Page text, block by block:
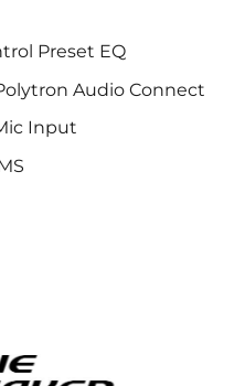
Preset EQ
Audio Connect
Input